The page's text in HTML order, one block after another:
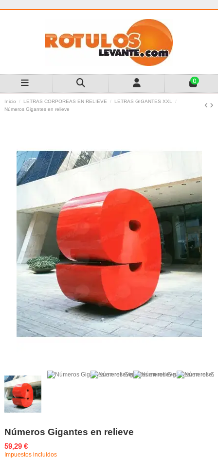
0
Inicio LETRAS CORPOREAS EN RELIEVE
LETRAS GIGANTES XXL
Números Gigantes en relieve
Números Gigantes en relieve
59,29 €
Impuestos incluidos